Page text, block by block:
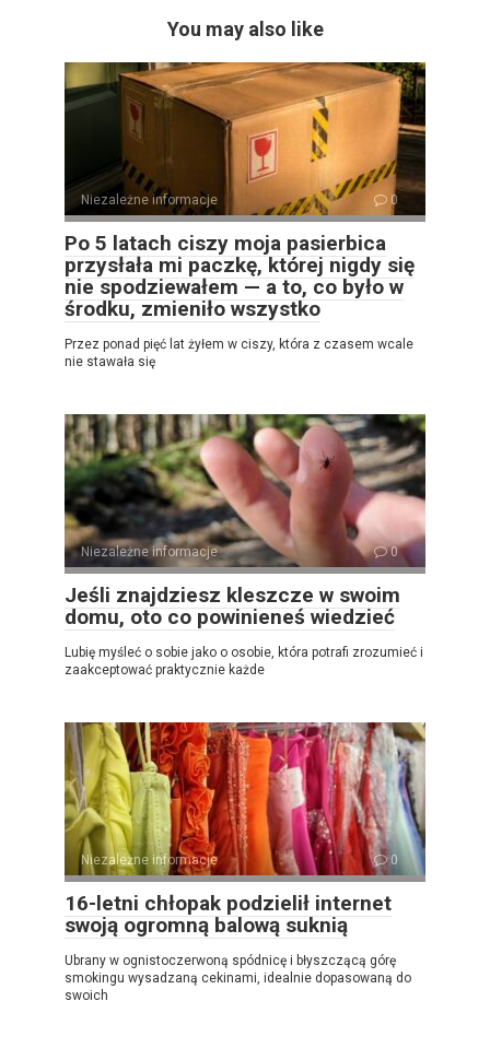
You may also like
Niezależne informacje 0
Po 5 latach ciszy moja pasierbica
przysłała mi paczkę, której nigdy się
nie spodziewałem — a to, co było w
środku, zmieniło wszystko
Przez ponad pięć lat żyłem w ciszy, która z czasem wcale
nie stawała się
Niezależne informacje 0
Jeśli znajdziesz kleszcze w swoim
domu, oto co powinieneś wiedzieć
Lubię myśleć o sobie jako o osobie, która potrafi zrozumieć i
zaakceptować praktycznie każde
Niezależne informacje 0
16-letni chłopak podzielił internet
swoją ogromną balową suknią
Ubrany w ognistoczerwoną spódnicę i błyszczącą górę
smokingu wysadzaną cekinami, idealnie dopasowaną do
swoich